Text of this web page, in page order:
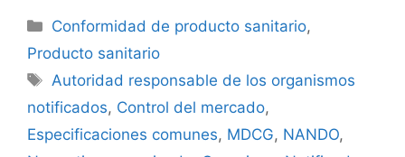
Conformidad de producto sanitario,
Producto sanitario
Autoridad responsable de los organismos
notificados, Control del mercado,
Especificaciones comunes, MDCG, NANDO,